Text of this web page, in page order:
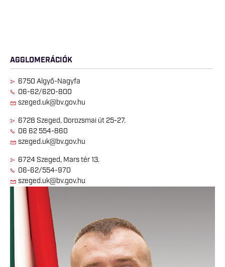
AGGLOMERÁCIÓK
6750 Algyő-Nagyfa
06-62/620-800
szeged.uk@bv.gov.hu
6728 Szeged, Dorozsmai út 25-27.
06 62 554-860
szeged.uk@bv.gov.hu
6724 Szeged, Mars tér 13.
06-62/554-970
szeged.uk@bv.gov.hu